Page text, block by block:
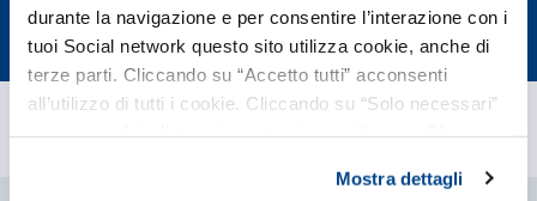
durante la navigazione e per consentire l’interazione con i
tuoi Social network questo sito utilizza cookie, anche di
terze parti. Cliccando su “Accetto tutti” acconsenti
all’utilizzo di tutti i cookie. Cliccando su “Solo necessari”
propria volontà in relazione a ciascuna categoria di
Mostra dettagli